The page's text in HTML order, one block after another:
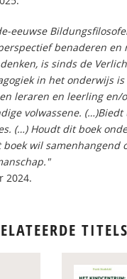
eeuwse
benaderen
is sinds de
in het onderwijs
leraren en leerling en/
volwassene.
(…) Houdt dit boek
wil samenhangend
2024.
TITELS